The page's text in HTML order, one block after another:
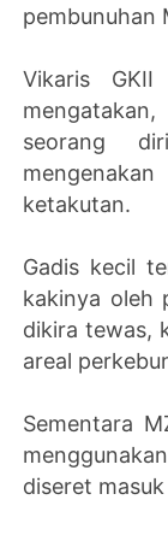
pembunuhan
Vikaris
seorang
ketakutan.
Gadis kecil
kakinya oleh
dikira tewas,
areal
Sementara
diseret